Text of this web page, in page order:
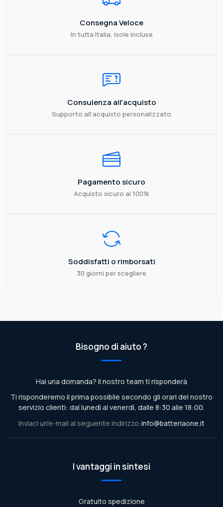
Consegna Veloce
In tutta Italia, isole incluse
Consulenza all'acquisto
Supporto all'acquisto personalizzato
Pagamento sicuro
Acquisto sicuro al 100%
Soddisfatti o rimborsati
30 giorni per scegliere
Bisogno di aiuto ?
Hai una domanda? Il nostro team ti risponderà
Ti risponderemo il prima possibile secondo gli orari del nostro
servizio clienti: dal lunedì al venerdì, dalle 8:30 alle 18:00.
Inviaci un'e-mail al seguente indirizzo:info@batteriaone.it
I vantaggi in sintesi
Gratuito spedizione